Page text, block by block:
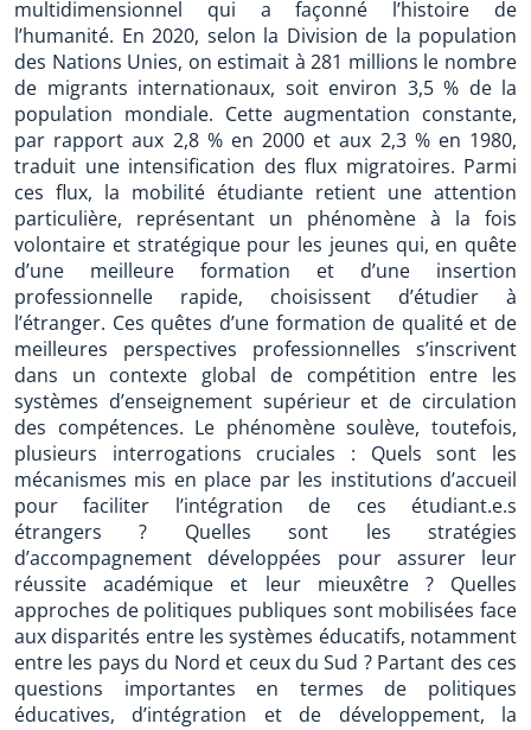
multidimensionnel qui a façonné l’histoire de
l’humanité. En 2020, selon la Division de la population
des Nations Unies, on estimait à 281 millions le nombre
de migrants internationaux, soit environ 3,5 % de la
population mondiale. Cette augmentation constante,
par rapport aux 2,8 % en 2000 et aux 2,3 % en 1980,
traduit une intensification des flux migratoires. Parmi
ces flux, la mobilité étudiante retient une attention
particulière, représentant un phénomène à la fois
volontaire et stratégique pour les jeunes qui, en quête
d’une meilleure formation et d’une insertion
professionnelle rapide, choisissent d’étudier à
l’étranger. Ces quêtes d’une formation de qualité et de
meilleures perspectives professionnelles s’inscrivent
dans un contexte global de compétition entre les
systèmes d’enseignement supérieur et de circulation
des compétences. Le phénomène soulève, toutefois,
plusieurs interrogations cruciales : Quels sont les
mécanismes mis en place par les institutions d’accueil
pour faciliter l’intégration de ces étudiant.e.s
étrangers ? Quelles sont les stratégies
d’accompagnement développées pour assurer leur
réussite académique et leur mieuxêtre ? Quelles
approches de politiques publiques sont mobilisées face
aux disparités entre les systèmes éducatifs, notamment
entre les pays du Nord et ceux du Sud ? Partant des ces
questions importantes en termes de politiques
éducatives, d’intégration et de développement, la